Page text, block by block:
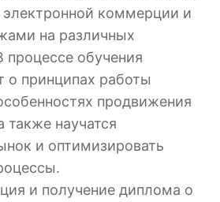
электронной коммерции и
на различных
процессе обучения
о принципах работы
продвижения
также научатся
и оптимизировать
и получение диплома о